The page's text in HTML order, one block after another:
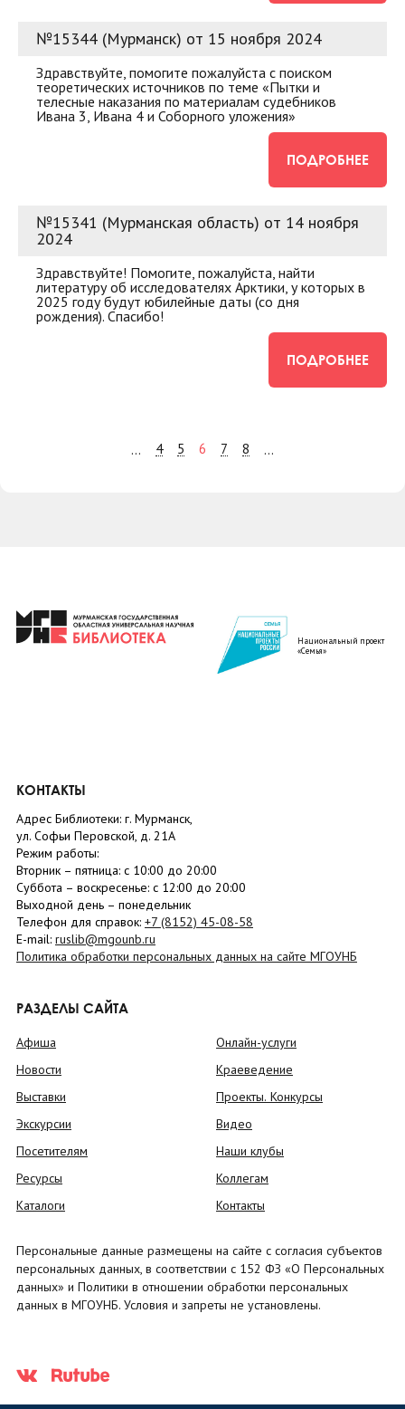
№15344 (Мурманск) от 15 ноября 2024
Здравствуйте, помогите пожалуйста с поиском
теоретических источников по теме «Пытки и
телесные наказания по материалам судебников
Ивана 3, Ивана 4 и Соборного уложения»
ПОДРОБНЕЕ
№15341 (Мурманская область) от 14 ноября
2024
Здравствуйте! Помогите, пожалуйста, найти
литературу об исследователях Арктики, у которых в
2025 году будут юбилейные даты (со дня
рождения). Спасибо!
ПОДРОБНЕЕ
... 4 5 6 7 8 ...
Национальный проект
«Семья»
КОНТАКТЫ
Адрес Библиотеки: г. Мурманск,
ул. Софьи Перовской, д. 21А
Режим работы:
Вторник – пятница: с 10:00 до 20:00
Суббота – воскресенье: c 12:00 до 20:00
Выходной день – понедельник
Телефон для справок: +7 (8152) 45-08-58
E-mail: ruslib@mgounb.ru
Политика обработки персональных данных на сайте МГОУНБ
РАЗДЕЛЫ САЙТА
Афиша
Новости
Выставки
Экскурсии
Посетителям
Ресурсы
Каталоги
Онлайн-услуги
Краеведение
Проекты. Конкурсы
Видео
Наши клубы
Коллегам
Контакты
Персональные данные размещены на сайте с согласия субъектов
персональных данных, в соответствии с 152 ФЗ «О Персональных
данных» и Политики в отношении обработки персональных
данных в МГОУНБ. Условия и запреты не установлены.